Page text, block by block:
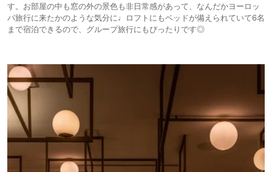
す。お部屋の中も窓の外の景色も非日常感があって、なんだかヨーロッ
パ旅行に来たかのような気分に♩ロフトにもベッドが備えられていて6名
まで宿泊できるので、グループ旅行にもぴったりです◎